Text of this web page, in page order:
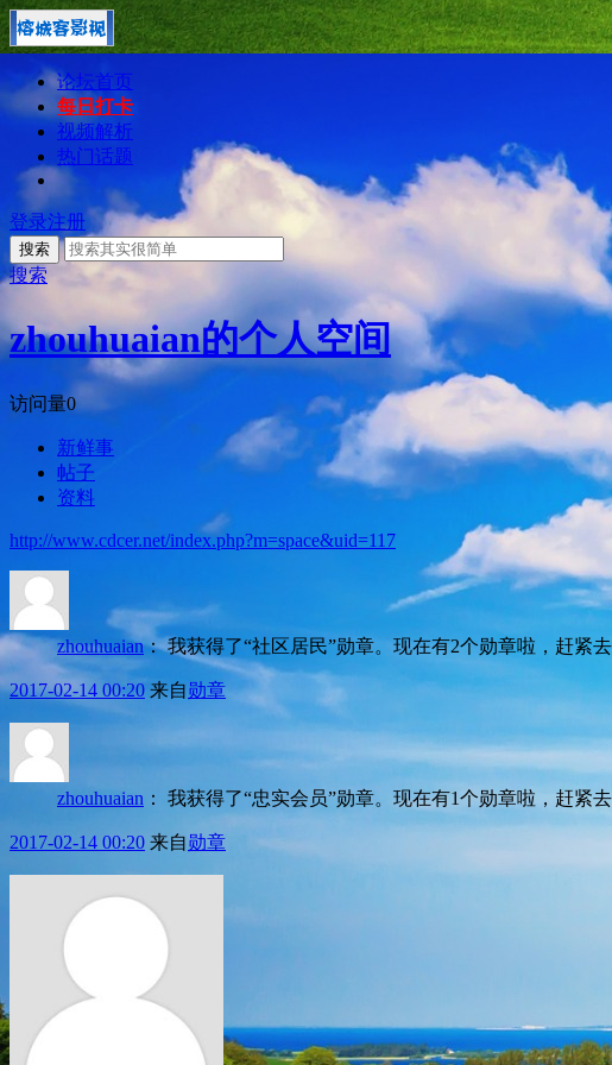
论坛首页
每日打卡
视频解析
热门话题
登录注册
搜索
搜索
zhouhuaian的个人空间
访问量0
新鲜事
帖子
资料
http://www.cdcer.net/index.php?m=space&uid=117
zhouhuaian：我获得了“社区居民”勋章。现在有2个勋章啦，赶紧
2017-02-14 00:20 来自勋章
zhouhuaian ： 我获得了“忠实会员”勋章。现在有1个勋章啦，赶紧
2017-02-14 00:20 来自勋章